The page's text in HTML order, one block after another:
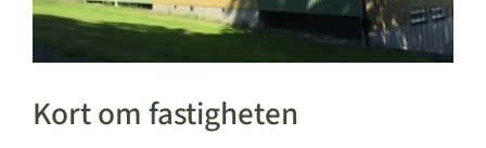
Kort om fastigheten